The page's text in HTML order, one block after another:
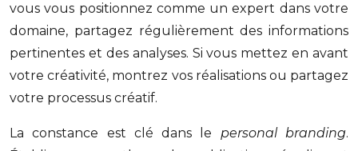
vous vous positionnez comme un expert dans votre
domaine, partagez régulièrement des informations
pertinentes et des analyses. Si vous mettez en avant
votre créativité, montrez vos réalisations ou partagez
votre processus créatif.
La constance est clé dans le personal branding.